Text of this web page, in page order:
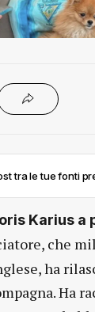
tra le tue fonti
Karius a
che
ha
Ha